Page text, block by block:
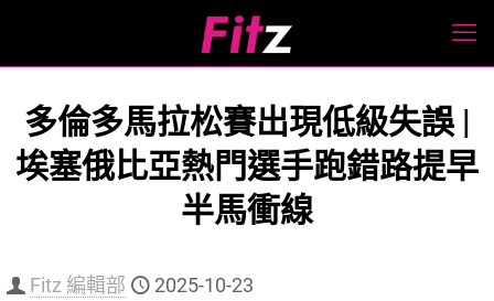
多倫多馬拉松賽出現低級失誤 |
埃塞俄比亞熱門選手跑錯路提早
半馬衝線
Fitz 編輯部 2025-10-23